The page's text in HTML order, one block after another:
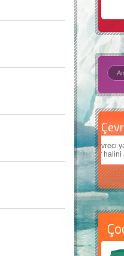
Çevre için 5 basit
sayesinde dünyanın daha iyi bir